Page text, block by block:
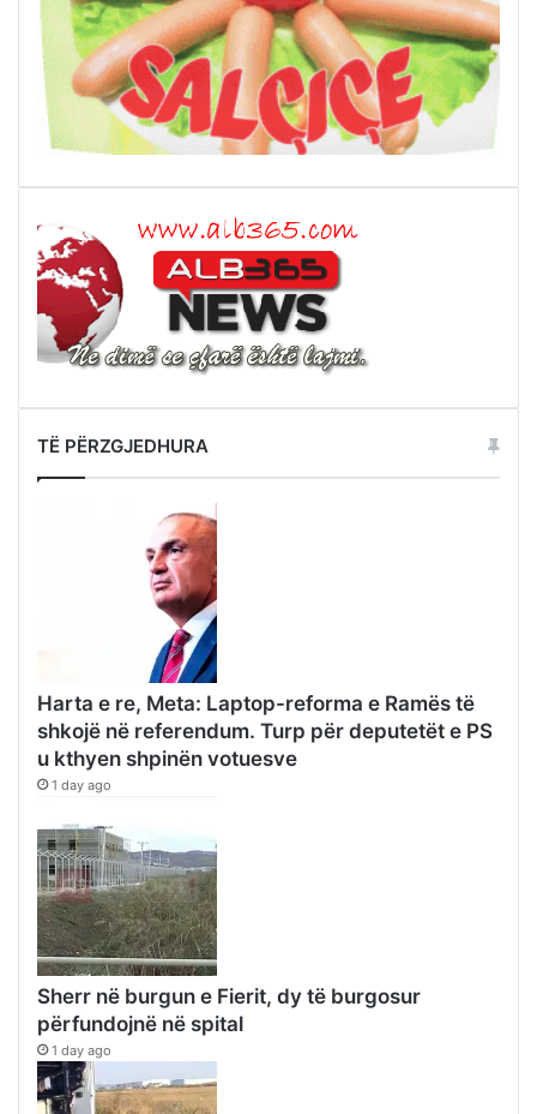
TË PËRZGJEDHURA
Harta e re, Meta: Laptop-reforma e Ramës të
shkojë në referendum. Turp për deputetët e PS
u kthyen shpinën votuesve
1 day ago
Sherr në burgun e Fierit, dy të burgosur
përfundojnë në spital
1 day ago